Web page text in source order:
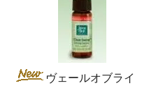
ヴェールオブライ